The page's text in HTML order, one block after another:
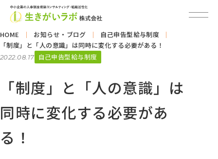
HOME お知らせ・ブログ
自己申告型給与制度
「制度」と「人の意識」は同時に変化する必要がある！
2022.08.17 自己申告型給与制度
「制度」と「人の意識」は
同時に変化する必要があ
る！